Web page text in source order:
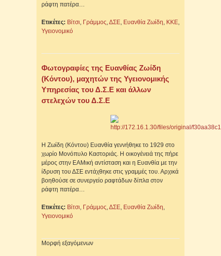
ράφτη πατέρα…
Ετικέτες: Βίτσι, Γράμμος,ΔΣΕ, Ευανθία Ζωίδη, ΚΚΕ,
Υγειονομικό
Φωτογραφίες της Ευανθίας Ζωίδη
(Κόντου), μαχητών της Υγειονομικής
Υπηρεσίας του Δ.Σ.Ε και άλλων
στελεχών του Δ.Σ.Ε
Η Ζωίδη (Κόντου) Ευανθία γεννήθηκε το 1929 στο
χωρίο Μονόπυλο Καστοριάς. Η οικογένειά της πήρε
μέρος στην ΕΑΜική αντίσταση και η Ευανθία με την
ίδρυση του ΔΣΕ εντάχθηκε στις γραμμές του. Αρχικά
βοηθούσε σε συνεργείο ραφτάδων δίπλα στον
ράφτη πατέρα…
Ετικέτες: Βίτσι, Γράμμος,ΔΣΕ, Ευανθία Ζωίδη,
Υγειονομικό
Μορφή εξαγόμενων